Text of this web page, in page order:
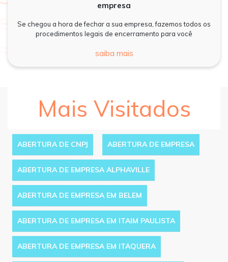
empresa
Se chegou a hora de fechar a sua empresa, fazemos todos os
procedimentos legais de encerramento para você
saiba mais
Mais Visitados
ABERTURA DE CNPJ ABERTURA DE EMPRESA
ABERTURA DE EMPRESA ALPHAVILLE
ABERTURA DE EMPRESA EM BELEM
ABERTURA DE EMPRESA EM ITAIM PAULISTA
ABERTURA DE EMPRESA EM ITAQUERA